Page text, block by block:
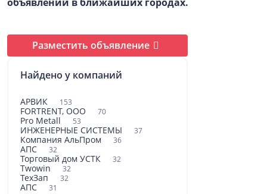
Разместить объявление
Найдено у компаний
АРВИК 153
FORTRENT, ООО 70
Pro Metall 53
ИНЖЕНЕРНЫЕ СИСТЕМЫ 37
Компания АльПром 36
АПС 32
Торговый дом УСТК 32
Twowin 32
ТехЗап 32
АПС 31